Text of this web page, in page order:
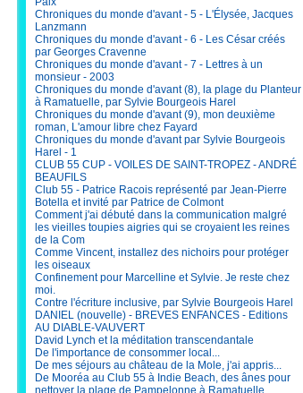
Chroniques du monde d'avant - 5 - L'Élysée, Jacques
Lanzmann
Chroniques du monde d'avant - 6 - Les César créés
par Georges Cravenne
Chroniques du monde d'avant - 7 - Lettres à un
monsieur - 2003
Chroniques du monde d'avant (8), la plage du Planteur
à Ramatuelle, par Sylvie Bourgeois Harel
Chroniques du monde d'avant (9), mon deuxième
roman, L'amour libre chez Fayard
Chroniques du monde d'avant par Sylvie Bourgeois
Harel - 1
CLUB 55 CUP - VOILES DE SAINT-TROPEZ - ANDRÉ
BEAUFILS
Club 55 - Patrice Racois représenté par Jean-Pierre
Botella et invité par Patrice de Colmont
Comment j'ai débuté dans la communication malgré
les vieilles toupies aigries qui se croyaient les reines
de la Com
Comme Vincent, installez des nichoirs pour protéger
les oiseaux
Confinement pour Marcelline et Sylvie. Je reste chez
moi.
Contre l'écriture inclusive, par Sylvie Bourgeois Harel
DANIEL (nouvelle) - BREVES ENFANCES - Editions
AU DIABLE-VAUVERT
David Lynch et la méditation transcendantale
De l'importance de consommer local...
De mes séjours au château de la Mole, j'ai appris...
De Mooréa au Club 55 à Indie Beach, des ânes pour
nettoyer la plage de Pampelonne à Ramatuelle